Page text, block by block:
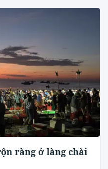
ràng ở làng chài